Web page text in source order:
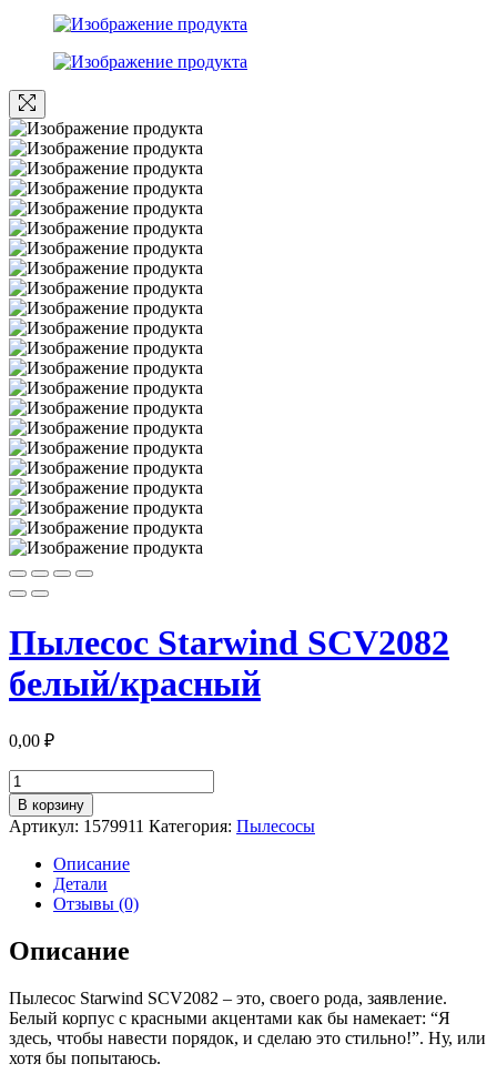
Пылесос Starwind SCV2082
белый/красный
0,00 ₽
Количество
товара
Пылесос
Starwind
SCV2082
белый/
красный
В корзину
Артикул: 1579911 Категория: Пылесосы
Описание
Детали
Отзывы (0)
Описание
Пылесос Starwind SCV2082 – это, своего рода, заявление.
Белый корпус с красными акцентами как бы намекает: “Я
здесь, чтобы навести порядок, и сделаю это стильно!”. Ну, или
хотя бы попытаюсь.